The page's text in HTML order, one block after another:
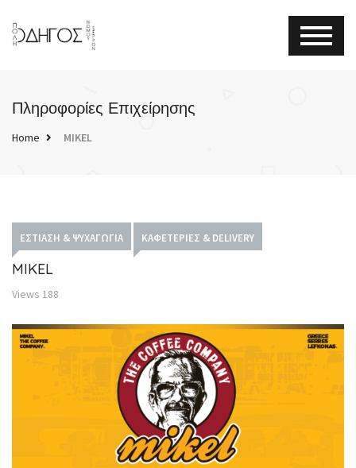
Πληροφορίες Επιχείρησης
Home MIKEL
ΕΣΤΊΑΣΗ & ΨΥΧΑΓΩΓΊΑ ΚΑΦΕΤΕΡΊΕΣ & DELIVERY
MIKEL
Views 188